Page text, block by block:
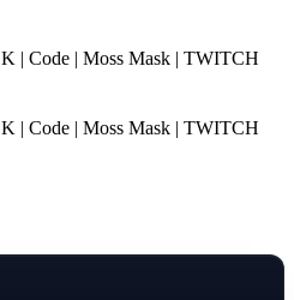
| Code | Moss Mask | TWITCH
| Code | Moss Mask | TWITCH